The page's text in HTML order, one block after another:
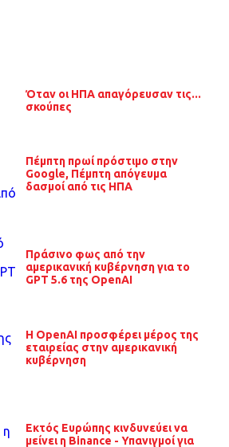
Όταν οι ΗΠΑ απαγόρευσαν τις...
σκούπες
Πέμπτη πρωί πρόστιμο στην
Google, Πέμπτη απόγευμα
δασμοί από τις ΗΠΑ
Πράσινο φως από την
αμερικανική κυβέρνηση για το
GPT 5.6 της OpenAI
Η OpenAI προσφέρει μέρος της
εταιρείας στην αμερικανική
κυβέρνηση
Εκτός Ευρώπης κινδυνεύει να
μείνει η Binance - Υπανιγμοί για